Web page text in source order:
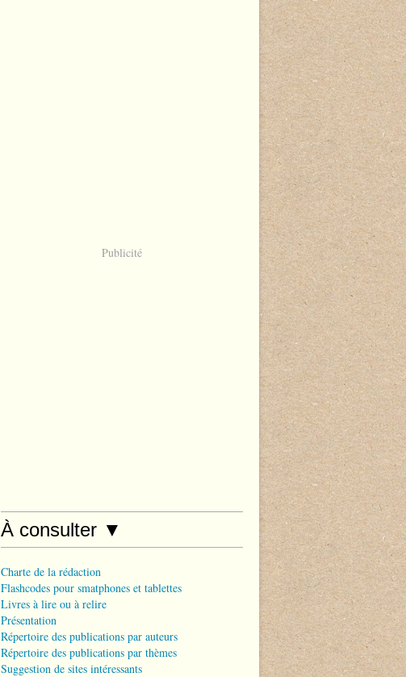
Publicité
À consulter ▼
Charte de la rédaction
Flashcodes pour smatphones et tablettes
Livres à lire ou à relire
Présentation
Répertoire des publications par auteurs
Répertoire des publications par thèmes
Suggestion de sites intéressants